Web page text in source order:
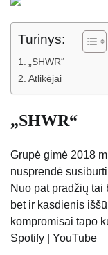
Turinys:
„SHWR“
Atlikėjai
„SHWR“
Grupė gimė 2018
nusprendė
Nuo pat pradžių tai
bet ir kasdienis
kompromisai tapo
Spotify | YouTube